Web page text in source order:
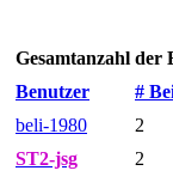
Gesamtanzahl der
Benutzer
#
beli-1980
2
ST2-jsg
2